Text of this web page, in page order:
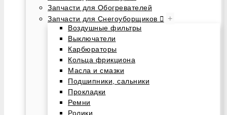
Запчасти для Обогревателей
Запчасти для Снегоуборщиков
+
Воздушные фильтры
Выключатели
Карбюраторы
Кольца фрикциона
Масла и смазки
Подшипники, сальники
Прокладки
Ремни
Ролики